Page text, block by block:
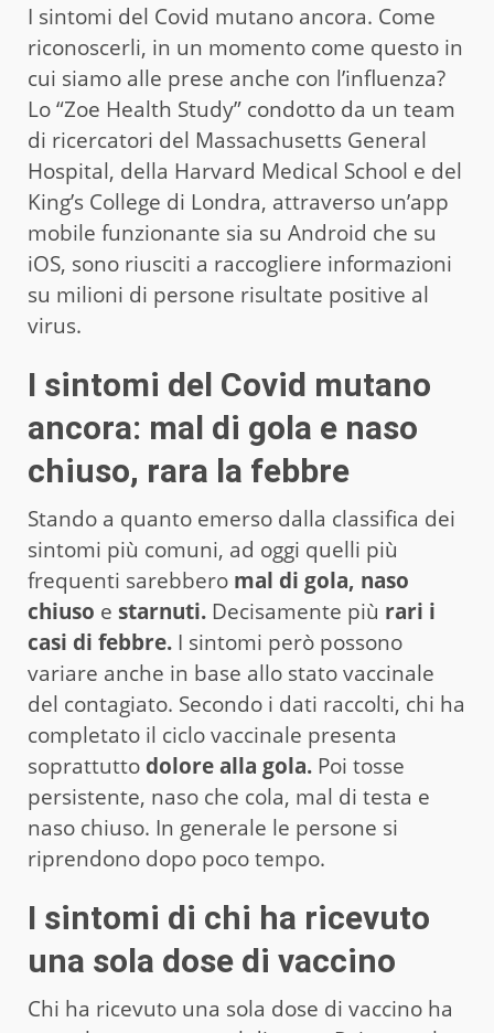
I sintomi del Covid mutano ancora. Come
riconoscerli, in un momento come questo in
cui siamo alle prese anche con l’influenza?
Lo “Zoe Health Study” condotto da un team
di ricercatori del Massachusetts General
Hospital, della Harvard Medical School e del
King’s College di Londra, attraverso un’app
mobile funzionante sia su Android che su
iOS, sono riusciti a raccogliere informazioni
su milioni di persone risultate positive al
virus.
I sintomi del Covid mutano
ancora: mal di gola e naso
chiuso, rara la febbre
Stando a quanto emerso dalla classifica dei
sintomi più comuni, ad oggi quelli più
frequenti sarebbero mal di gola, naso
chiuso e starnuti. Decisamente più rari i
casi di febbre. I sintomi però possono
variare anche in base allo stato vaccinale
del contagiato. Secondo i dati raccolti, chi ha
completato il ciclo vaccinale presenta
soprattutto dolore alla gola. Poi tosse
persistente, naso che cola, mal di testa e
naso chiuso. In generale le persone si
riprendono dopo poco tempo.
I sintomi di chi ha ricevuto
una sola dose di vaccino
Chi ha ricevuto una sola dose di vaccino ha